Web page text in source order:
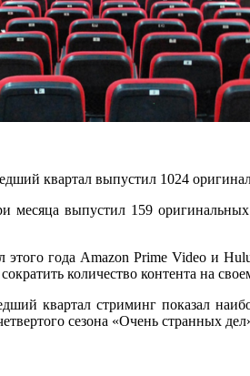
квартал выпустил 1024
месяца выпустил 159
этого года Amazon Prime Video и
количество контента на
квартал стриминг показал
сезона «Очень странных